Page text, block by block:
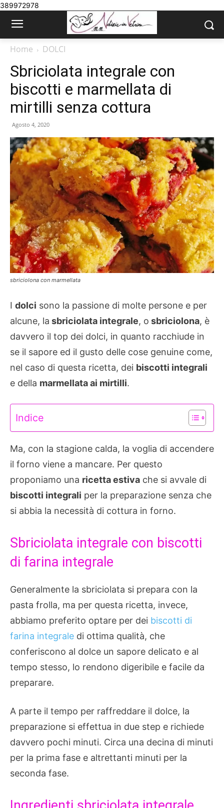
389972978
Home DOLCI
Sbriciolata integrale con
biscotti e marmellata di
mirtilli senza cottura
Agosto 4, 2020
sbriciolona con marmellata
I dolci sono la passione di molte persone e per
alcune, la sbriciolata integrale, o sbriciolona, è
davvero il top dei dolci, in quanto racchiude in
se il sapore ed il gusto delle cose genuine come,
nel caso di questa ricetta, dei biscotti integrali
e della marmellata ai mirtilli.
Indice
Ma, con la stagione calda, la voglia di accendere
il forno viene a mancare. Per questo
proponiamo una ricetta estiva che si avvale di
biscotti integrali per la preparazione senza che
si abbia la necessità di cottura in forno.
Sbriciolata integrale con biscotti
di farina integrale
Generalmente la sbriciolata si prepara con la
pasta frolla, ma per questa ricetta, invece,
abbiamo preferito optare per dei biscotti di
farina integrale di ottima qualità, che
conferiscono al dolce un sapore delicato e al
tempo stesso, lo rendono digeribile e facile da
preparare.
A parte il tempo per raffreddare il dolce, la
preparazione si effettua in due step e richiede
davvero pochi minuti. Circa una decina di minuti
per la prima fase e altrettanti minuti per la
seconda fase.